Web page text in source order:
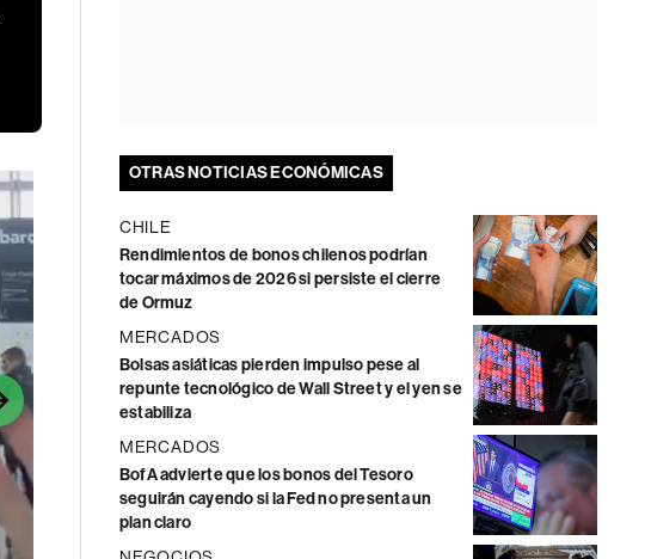
OTRAS NOTICIAS ECONÓMICAS
CHILE
Rendimientos de bonos chilenos podrían
tocar máximos de 2026 si persiste el cierre
de Ormuz
MERCADOS
Bolsas asiáticas pierden impulso pese al
repunte tecnológico de Wall Street y el yen se
estabiliza
MERCADOS
BofA advierte que los bonos del Tesoro
seguirán cayendo si la Fed no presenta un
plan claro